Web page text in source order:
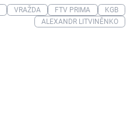
VRAŽDA FTV PRIMA
KGB
ALEXANDR LITVINĚNKO